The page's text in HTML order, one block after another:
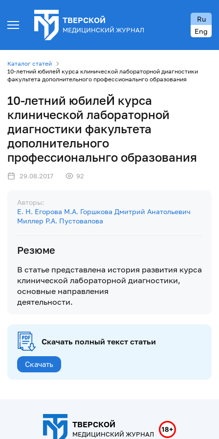
ТВЕРСКОЙ
МЕДИЦИНСКИЙ ЖУРНАЛ
Ru
Eng
Каталог статей
10-летний юбилеЙ курса клинической лабораторной диагностики
факультета дополнительного профессиональнго образования
10-летний юбилеЙ курса
клинической лабораторной
диагностики факультета
дополнительного
профессиональнго образования
29.08.2017 92
Авторы:
Е. Н. Егорова М.А. Горшкова Дмитрий Анатольевич
Миллер Р.А. Пустовалова
Резюме
В статье представлена история развития курса
клинической лабораторной диагностики,
основные направления
деятельности.
Скачать полный текст статьи
Скачать
ТВЕРСКОЙ
МЕДИЦИНСКИЙ ЖУРНАЛ